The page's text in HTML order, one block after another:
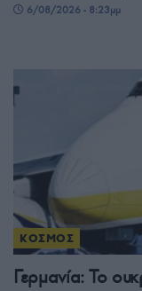
6/08/2026 - 8:23μμ
ΚΟΣΜΟΣ
Γερμανία: Το